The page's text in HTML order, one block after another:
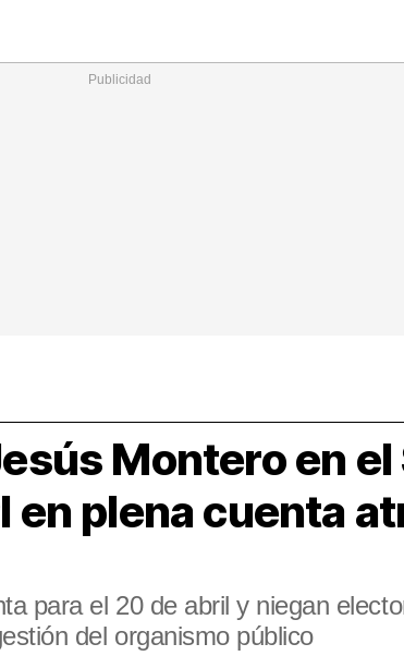
Nacional
Montero en
en plena cuenta
para el 20 de abril y niegan
del organismo público